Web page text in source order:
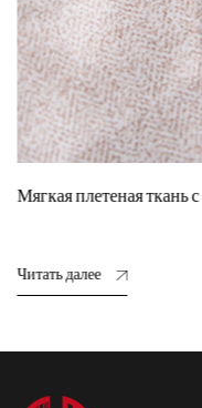
Мягкая плетеная ткань
Читать далее